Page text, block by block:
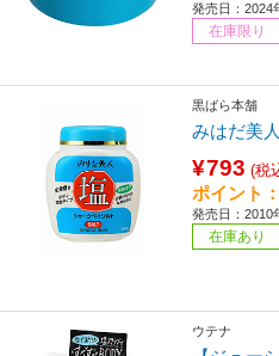
発売日：2024
在庫限り
黒ばら本舗
みはだ美
¥793 (税
ポイント
発売日：2010
在庫あり
ウテナ